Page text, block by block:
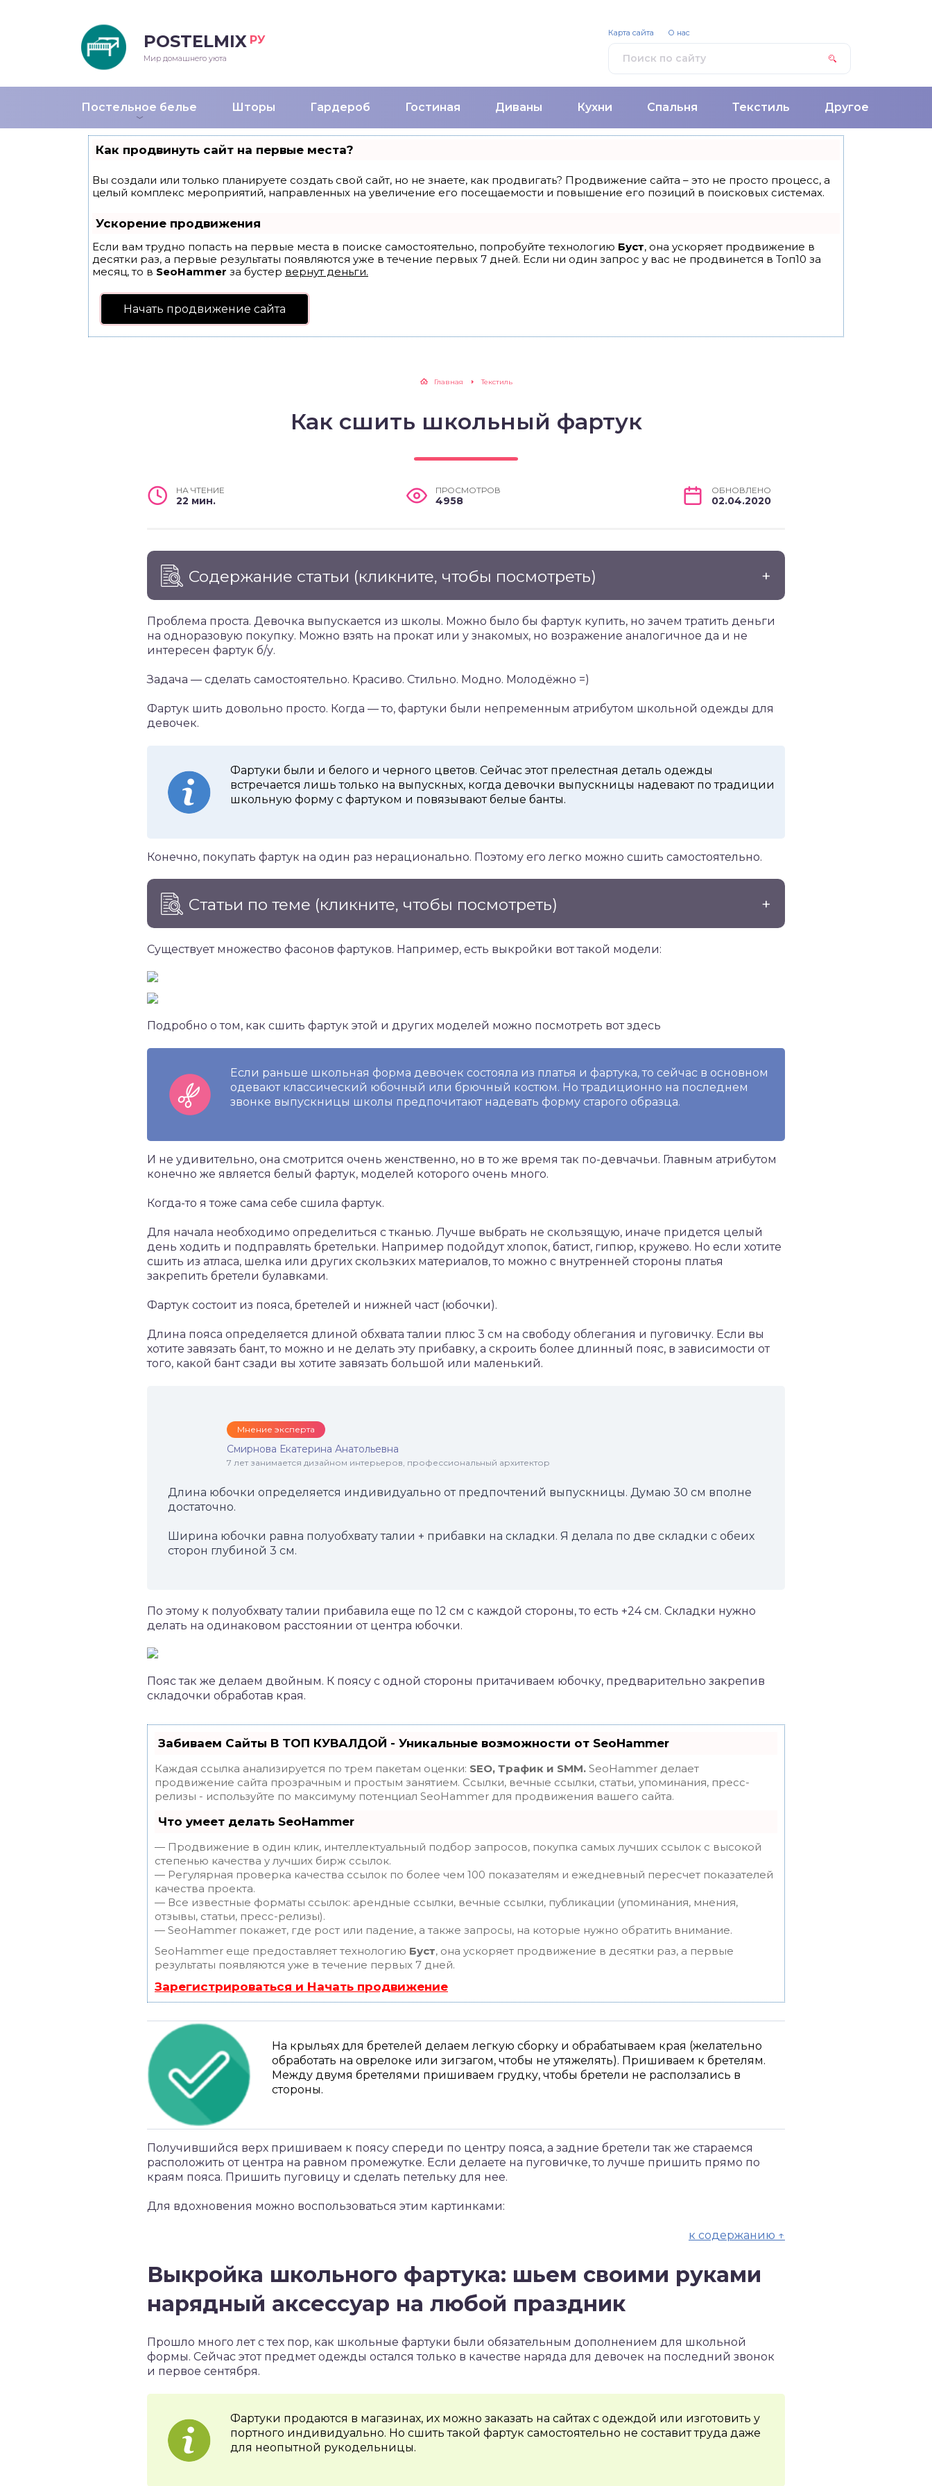
POSTELMIX РУ
Мир домашнего уюта
Постельное белье Шторы Гардероб Гостиная Диваны Кухни Спальня Текстиль Другое
Карта сайта О нас
Как продвинуть сайт на первые места?
Вы создали или только планируете создать свой сайт, но не знаете, как продвигать? Продвижение сайта – это не просто процесс, а
целый комплекс мероприятий, направленных на увеличение его посещаемости и повышение его позиций в поисковых системах.
Ускорение продвижения
Если вам трудно попасть на первые места в поиске самостоятельно, попробуйте технологию Буст, она ускоряет продвижение в
десятки раз, а первые результаты появляются уже в течение первых 7 дней. Если ни один запрос у вас не продвинется в Топ10 за
месяц, то в SeoHammer за бустер вернут деньги.
Начать продвижение сайта
Главная Текстиль
Как сшить школьный фартук
НА ЧТЕНИЕ
22 мин.
ПРОСМОТРОВ
4958
ОБНОВЛЕНО
02.04.2020
Содержание статьи (кликните, чтобы посмотреть)
Проблема проста. Девочка выпускается из школы. Можно было бы фартук купить, но зачем тратить деньги
на одноразовую покупку. Можно взять на прокат или у знакомых, но возражение аналогичное да и не
интересен фартук б/у.
Задача — сделать самостоятельно. Красиво. Стильно. Модно. Молодёжно =)
Фартук шить довольно просто. Когда — то, фартуки были непременным атрибутом школьной одежды для
девочек.
Фартуки были и белого и черного цветов. Сейчас этот прелестная деталь одежды
встречается лишь только на выпускных, когда девочки выпускницы надевают по традиции
школьную форму с фартуком и повязывают белые банты.
Конечно, покупать фартук на один раз нерационально. Поэтому его легко можно сшить самостоятельно.
Статьи по теме (кликните, чтобы посмотреть)
Существует множество фасонов фартуков. Например, есть выкройки вот такой модели:
Подробно о том, как сшить фартук этой и других моделей можно посмотреть вот здесь
Если раньше школьная форма девочек состояла из платья и фартука, то сейчас в основном
одевают классический юбочный или брючный костюм. Но традиционно на последнем
звонке выпускницы школы предпочитают надевать форму старого образца.
И не удивительно, она смотрится очень женственно, но в то же время так по-девчачьи. Главным атрибутом
конечно же является белый фартук, моделей которого очень много.
Когда-то я тоже сама себе сшила фартук.
Для начала необходимо определиться с тканью. Лучше выбрать не скользящую, иначе придется целый
день ходить и подправлять бретельки. Например подойдут хлопок, батист, гипюр, кружево. Но если хотите
сшить из атласа, шелка или других скользких материалов, то можно с внутренней стороны платья
закрепить бретели булавками.
Фартук состоит из пояса, бретелей и нижней част (юбочки).
Длина пояса определяется длиной обхвата талии плюс 3 см на свободу облегания и пуговичку. Если вы
хотите завязать бант, то можно и не делать эту прибавку, а скроить более длинный пояс, в зависимости от
того, какой бант сзади вы хотите завязать большой или маленький.
Мнение эксперта
Смирнова Екатерина Анатольевна
7 лет занимается дизайном интерьеров, профессиональный архитектор
Длина юбочки определяется индивидуально от предпочтений выпускницы. Думаю 30 см вполне
достаточно.
Ширина юбочки равна полуобхвату талии + прибавки на складки. Я делала по две складки с обеих
сторон глубиной 3 см.
По этому к полуобхвату талии прибавила еще по 12 см с каждой стороны, то есть +24 см. Складки нужно
делать на одинаковом расстоянии от центра юбочки.
Пояс так же делаем двойным. К поясу с одной стороны притачиваем юбочку, предварительно закрепив
складочки обработав края.
Забиваем Сайты В ТОП КУВАЛДОЙ - Уникальные возможности от SeoHammer
Каждая ссылка анализируется по трем пакетам оценки: SEO, Трафик и SMM. SeoHammer делает
продвижение сайта прозрачным и простым занятием. Ссылки, вечные ссылки, статьи, упоминания, пресс-
релизы - используйте по максимуму потенциал SeoHammer для продвижения вашего сайта.
Что умеет делать SeoHammer
— Продвижение в один клик, интеллектуальный подбор запросов, покупка самых лучших ссылок с высокой
степенью качества у лучших бирж ссылок.
— Регулярная проверка качества ссылок по более чем 100 показателям и ежедневный пересчет показателей
качества проекта.
— Все известные форматы ссылок: арендные ссылки, вечные ссылки, публикации (упоминания, мнения,
отзывы, статьи, пресс-релизы).
— SeoHammer покажет, где рост или падение, а также запросы, на которые нужно обратить внимание.
SeoHammer еще предоставляет технологию Буст, она ускоряет продвижение в десятки раз, а первые
результаты появляются уже в течение первых 7 дней.
Зарегистрироваться и Начать продвижение
На крыльях для бретелей делаем легкую сборку и обрабатываем края (желательно
обработать на оврелоке или зигзагом, чтобы не утяжелять). Пришиваем к бретелям.
Между двумя бретелями пришиваем грудку, чтобы бретели не расползались в
стороны.
Получившийся верх пришиваем к поясу спереди по центру пояса, а задние бретели так же стараемся
расположить от центра на равном промежутке. Если делаете на пуговичке, то лучше пришить прямо по
краям пояса. Пришить пуговицу и сделать петельку для нее.
Для вдохновения можно воспользоваться этим картинками:
к содержанию ↑
Выкройка школьного фартука: шьем своими руками
нарядный аксессуар на любой праздник
Прошло много лет с тех пор, как школьные фартуки были обязательным дополнением для школьной
формы. Сейчас этот предмет одежды остался только в качестве наряда для девочек на последний звонок
и первое сентября.
Фартуки продаются в магазинах, их можно заказать на сайтах с одеждой или изготовить у
портного индивидуально. Но сшить такой фартук самостоятельно не составит труда даже
для неопытной рукодельницы.